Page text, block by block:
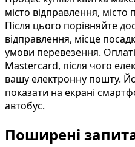
місто відправлення, місто
Після цього порівняйте
відправлення, місце
умови перевезення.
Mastercard, після чого
вашу електронну пошту.
показати на екрані
автобус.
Поширені